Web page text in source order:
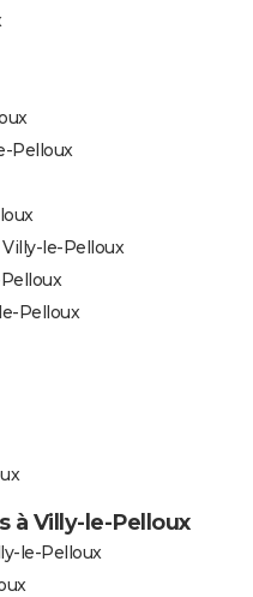
Pelloux
le-Pelloux
Pelloux
à Villy-le-Pelloux
le-Pelloux